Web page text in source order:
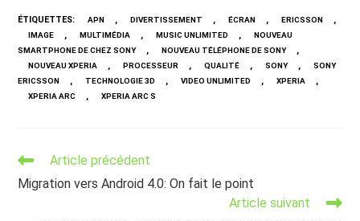
ÉTIQUETTES: APN , DIVERTISSEMENT , ÉCRAN , ERICSSON ,
IMAGE , MULTIMÉDIA , MUSIC UNLIMITED ,
NOUVEAU
SMARTPHONE DE CHEZ SONY
, NOUVEAU TÉLÉPHONE DE SONY ,
NOUVEAU XPERIA , PROCESSEUR , QUALITÉ , SONY ,
SONY
ERICSSON
, TECHNOLOGIE 3D , VIDEO UNLIMITED , XPERIA ,
XPERIA ARC , XPERIA ARC S
Read
articles
Article précédent
Migration vers Android 4.0: On fait le point
Article suivant